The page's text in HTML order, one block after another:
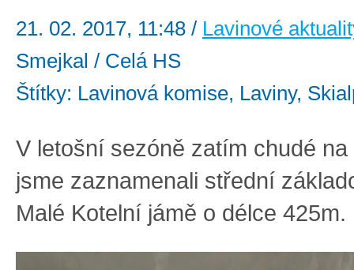
21. 02. 2017, 11:48 / Lavinové
Smejkal / Celá HS
Štítky: Lavinová komise, Laviny,
V letošní sezóně zatím chudé
jsme zaznamenali střední
Malé Kotelní jámě o délce 425m.